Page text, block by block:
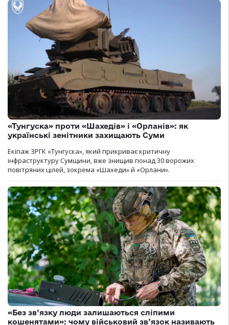
«Тунгуска» проти «Шахедів» і «Орланів»: як
українські зенітники захищають Суми
Екіпаж ЗРГК «Тунгуска», який прикриває критичну
інфраструктуру Сумщини, вже знищив понад 30 ворожих
повітряних цілей, зокрема «Шахеди» й «Орлани».
«Без зв’язку люди залишаються сліпими
кошенятами»: чому військовий зв’язок називають